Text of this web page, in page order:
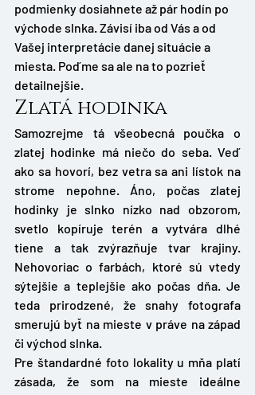
podmienky dosiahnete až pár hodín po
východe slnka. Závisí iba od Vás a od
Vašej interpretácie danej situácie a
miesta. Poďme sa ale na to pozrieť
detailnejšie.
Zlatá hodinka
Samozrejme tá všeobecná poučka o
zlatej hodinke má niečo do seba. Veď
ako sa hovorí, bez vetra sa ani lístok na
strome nepohne. Áno, počas zlatej
hodinky je slnko nízko nad obzorom,
svetlo kopíruje terén a vytvára dlhé
tiene a tak zvýrazňuje tvar krajiny.
Nehovoriac o farbách, ktoré sú vtedy
sýtejšie a teplejšie ako počas dňa. Je
teda prirodzené, že snahy fotografa
smerujú byť na mieste v práve na západ
či východ slnka.
Pre štandardné foto lokality u mňa platí
zásada, že som na mieste ideálne